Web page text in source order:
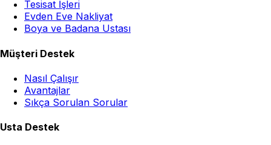
Tesisat İşleri
Evden Eve Nakliyat
Boya ve Badana Ustası
Müşteri Destek
Nasıl Çalışır
Avantajlar
Sıkça Sorulan Sorular
Usta Destek